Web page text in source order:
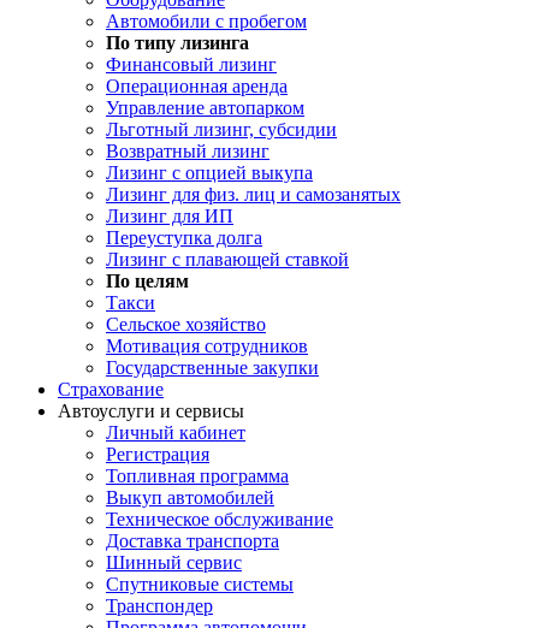
Автомобили с пробегом
По типу лизинга
Финансовый лизинг
Операционная аренда
Управление автопарком
Льготный лизинг, субсидии
Возвратный лизинг
Лизинг с опцией выкупа
Лизинг для физ. лиц и самозанятых
Лизинг для ИП
Переуступка долга
Лизинг с плавающей ставкой
По целям
Такси
Сельское хозяйство
Мотивация сотрудников
Государственные закупки
Страхование
Автоуслуги и сервисы
Личный кабинет
Регистрация
Топливная программа
Выкуп автомобилей
Техническое обслуживание
Доставка транспорта
Шинный сервис
Спутниковые системы
Транспондер